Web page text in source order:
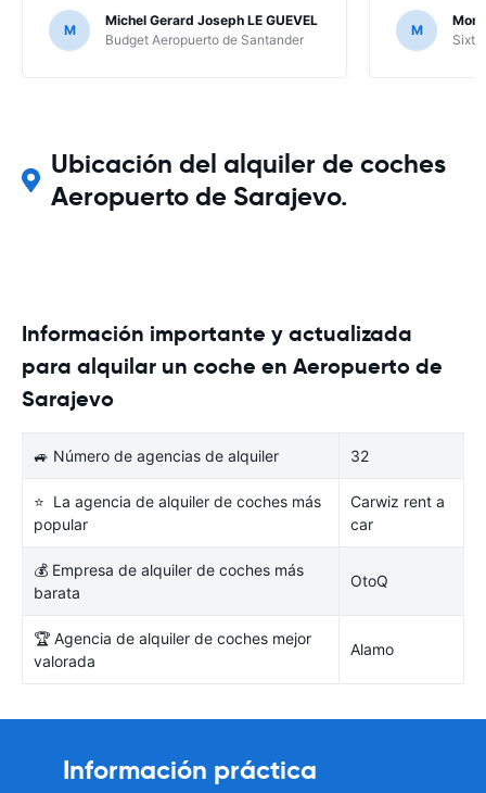
mensajes que me enviaban; por suerte
no ha hecho falta, al no haber ningún
problema, pero en caso contrario...
M
Michel Gerard Joseph LE GUEVEL
Budget Aeropuerto de Santander
M
Sixt
Ubicación del alquiler de coches
Aeropuerto de Sarajevo.
Información importante y actualizada
para alquilar un coche en Aeropuerto de
Sarajevo
🚙 Número de agencias de alquiler 32
⭐ La agencia de alquiler de coches más
popular
Carwiz rent a
car
💰 Empresa de alquiler de coches más
barata
OtoQ
🏆 Agencia de alquiler de coches mejor
valorada
Alamo
Información práctica